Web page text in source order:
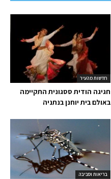
חדשות מהעיר
חגיגה הודית ססגונית התקיימה
באולם בית יוחנן בנתניה
בריאות וסביבה